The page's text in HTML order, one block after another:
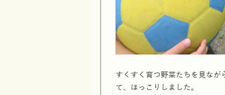
すくすく育つ野菜たちを見なが
て、ほっこりしました。